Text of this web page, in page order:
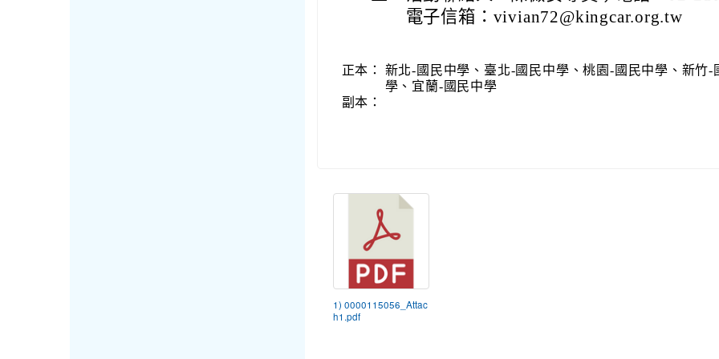
電子信箱：vivian72@kingcar.org.tw
正本：
新北-國民中學、臺北-國民中學、桃園-國民中學、新竹-
學、宜蘭-國民中學
副本：
1) 0000115056_Attac
h1.pdf